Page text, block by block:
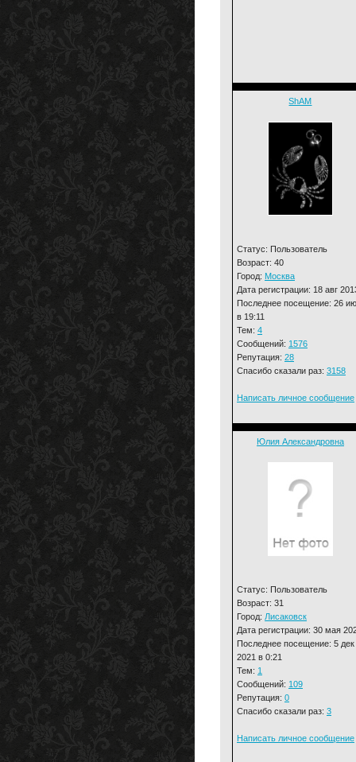
ShAM
Статус: Пользователь
Возраст: 40
Город: Москва
Дата регистрации: 18 авг
Последнее посещение: 26
в 19:11
Тем: 4
Сообщений: 1576
Репутация: 28
Спасибо сказали раз: 3158
Написать личное сообщение
Юлия Александровна
Статус: Пользователь
Возраст: 31
Город: Лисаковск
Дата регистрации: 30 мая
Последнее посещение: 5 дек
2021 в 0:21
Тем: 1
Сообщений: 109
Репутация: 0
Спасибо сказали раз: 3
Написать личное сообщение